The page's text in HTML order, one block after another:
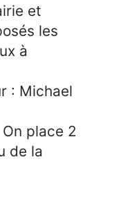
et
les
à
: Michael
place 2
de la